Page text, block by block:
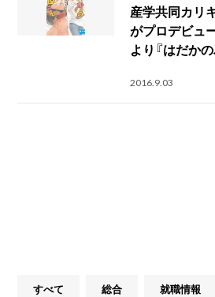
産学共同カリ
がプロデビュ
より『はだか
2016.9.03
すべて 総合 就職情報